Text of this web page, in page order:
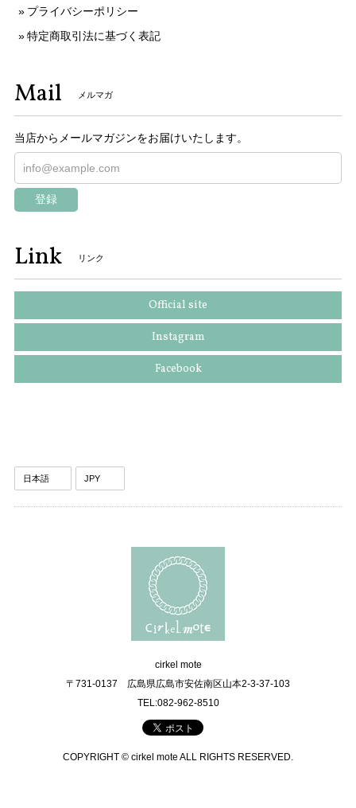
プライバシーポリシー
特定商取引法に基づく表記
Mail メルマガ
当店からメールマガジンをお届けいたします。
登録
Link リンク
Official site
Instagram
Facebook
cirkel mote
〒731-0137 広島県広島市安佐南区山本2-3-37-103
TEL:082-962-8510
COPYRIGHT © cirkel mote ALL RIGHTS RESERVED.